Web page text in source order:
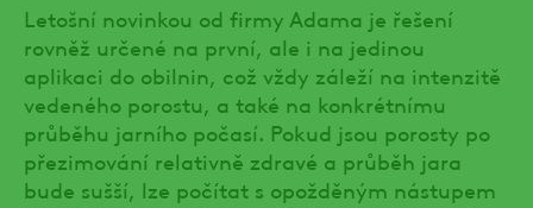
Letošní novinkou od firmy Adama je řešení
rovněž určené na první, ale i na jedinou
aplikaci do obilnin, což vždy záleží na intenzitě
vedeného porostu, a také na konkrétnímu
průběhu jarního počasí. Pokud jsou porosty po
přezimování relativně zdravé a průběh jara
bude sušší, lze počítat s opožděným nástupem